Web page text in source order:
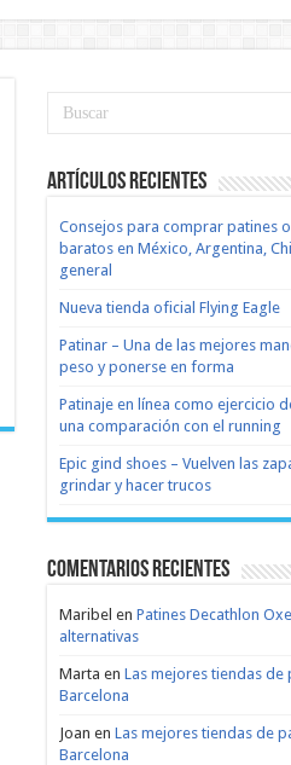
Artículos recientes
Consejos para comprar patines
baratos en México, Argentina,
general
Nueva tienda oficial Flying Eagle
Patinar – Una de las mejores
peso y ponerse en forma
Patinaje en línea como ejercicio
una comparación con el running
Epic gind shoes – Vuelven las
grindar y hacer trucos
Comentarios recientes
Maribel en Patines Decathlon
alternativas
Marta en Las mejores tiendas de
Barcelona
Joan en Las mejores tiendas de
Barcelona